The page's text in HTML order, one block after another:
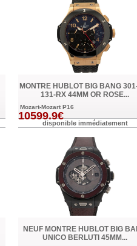
MONTRE HUBLOT BIG BANG
131-RX 44MM OR ROSE...
Mozart-Mozart P16
10599.9€
disponible immédiatement
NEUF MONTRE HUBLOT BIG
UNICO BERLUTI 45MM...